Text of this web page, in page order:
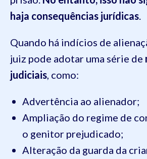
haja consequências jurídicas
Quando há indícios de
juiz pode adotar uma série de
judiciais , como:
Advertência ao alienador;
Ampliação do regime de
o genitor prejudicado;
Alteração da guarda da